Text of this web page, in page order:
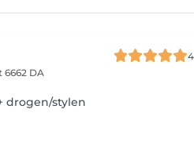
6662 DA
drogen/stylen